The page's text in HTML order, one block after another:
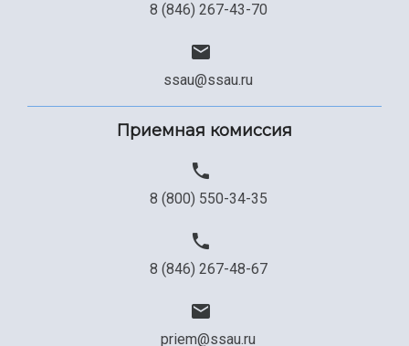
8 (846) 267-43-70
ssau@ssau.ru
Приемная комиссия
8 (800) 550-34-35
8 (846) 267-48-67
priem@ssau.ru